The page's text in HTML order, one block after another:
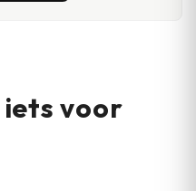
iets voor